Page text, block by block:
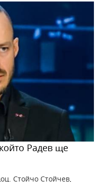
Радев ще
Стойчо Стойчев,